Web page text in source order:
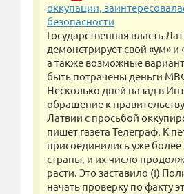
оккупации,
безопасности
Государственная власть
демонстрирует свой «ум» и
а также возможные
быть потрачены деньги
Несколько дней назад в
обращение к
Латвии с просьбой
пишет газета Телеграф. К
присоединились уже более
страны, и их число
расти. Это заставило (!)
начать проверку по факту